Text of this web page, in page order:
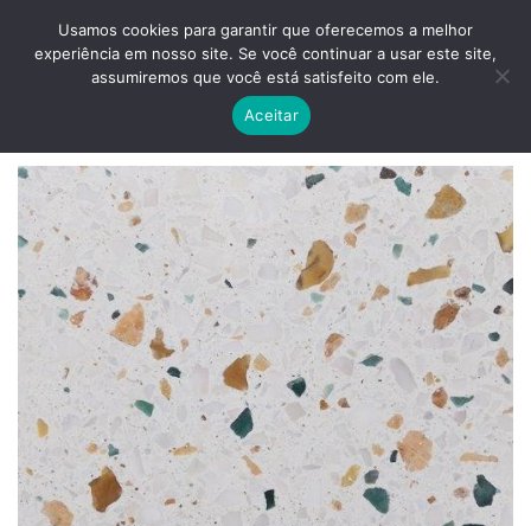
0
Usamos cookies para garantir que oferecemos a melhor
experiência em nosso site. Se você continuar a usar este site,
assumiremos que você está satisfeito com ele.
Aceitar